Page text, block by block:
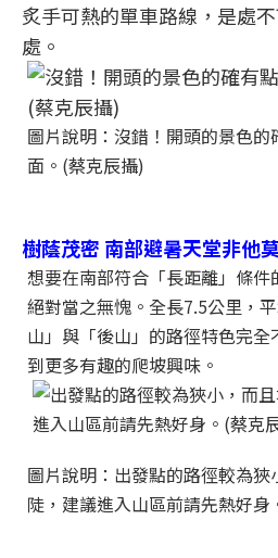
炙手可熱的單車路線，是處
處。
圖片說明：沒錯！開頭的景色
面。(蔡克辰攝)
樹蔭茂密 南部避暑天堂非他
想要在南部符合「長距離」條
絕對當之無愧。全長7.5公里，
山」與「後山」的路徑特色完
到更多有趣的爬坡興味。
圖片說明：出發點的路徑較為
陡，建議進入山區前請先熱好身